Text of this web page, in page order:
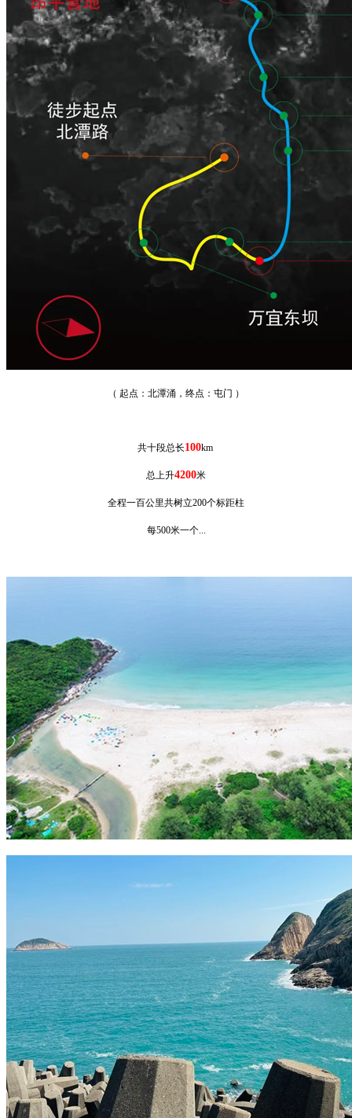
（ 起点：北潭涌，终点：屯门 ）
共十段总长100km
总上升4200米
全程一百公里共树立200个标距柱
每500米一个...